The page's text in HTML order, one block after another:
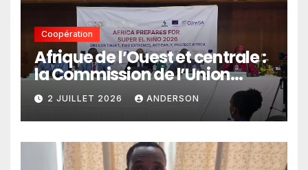
Coopération
Afrique de l’Ouest et centrale :
la Commission de l’Union
africaine veut renforcer
l’intégration des services
climatiques dans les
politiques publiques
2 JUILLET 2026 ANDERSON